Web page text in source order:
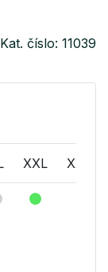
Kat. číslo: 11039
XXL XXXL